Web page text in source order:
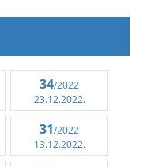
34/2022
23.12.2022.
31/2022
13.12.2022.